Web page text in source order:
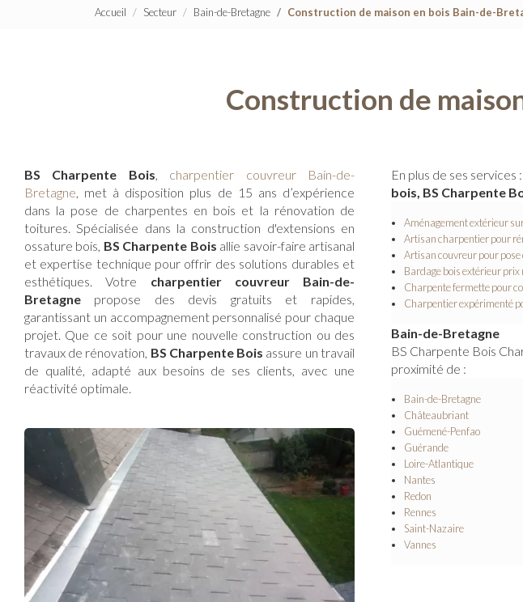
Accueil Secteur Bain-de-Bretagne Construction de maison en bois Bain-de-
Construction de
BS Charpente Bois, charpentier couvreur Bain-de-
Bretagne, met à disposition plus de 15 ans d’expérience
dans la pose de charpentes en bois et la rénovation de
toitures. Spécialisée dans la construction d'extensions en
ossature bois, BS Charpente Bois allie savoir-faire artisanal
et expertise technique pour offrir des solutions durables et
esthétiques. Votre charpentier couvreur Bain-de-
Bretagne propose des devis gratuits et rapides,
garantissant un accompagnement personnalisé pour chaque
projet. Que ce soit pour une nouvelle construction ou des
travaux de rénovation, BS Charpente Bois assure un travail
de qualité, adapté aux besoins de ses clients, avec une
réactivité optimale.
En plus de ses services :
bois, BS Charpente
Aménagement extérieur
Artisan charpentier pour
Artisan couvreur pour pose
Bardage bois extérieur prix
Charpente fermette pour
Charpentier expérimenté
Bain-de-Bretagne
BS Charpente Bois
proximité de :
Bain-de-Bretagne
Châteaubriant
Guémené-Penfao
Guérande
Loire-Atlantique
Nantes
Redon
Rennes
Saint-Nazaire
Vannes